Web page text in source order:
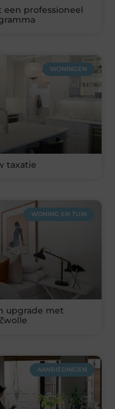
professioneel
WONINGEN
taxatie
WONING EN TUIN
upgrade met
AANBIEDINGEN